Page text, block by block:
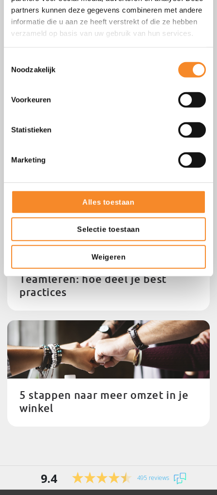
partners kunnen deze gegevens combineren met andere
informatie die u aan ze heeft verstrekt of die ze hebben
verzameld op basis van uw gebruik van hun services.
Noodzakelijk
Voorkeuren
Statistieken
Marketing
Alles toestaan
Selectie toestaan
Weigeren
succesfactoren
Teamleren: hoe deel je best
practices
5 stappen naar meer omzet in je
winkel
9.4 495 reviews